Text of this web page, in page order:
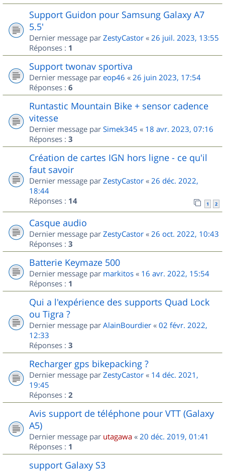
Support Guidon pour Samsung Galaxy A7
5.5'
Dernier message par ZestyCastor « 26 juil. 2023, 13:55
Réponses : 1
Support twonav sportiva
Dernier message par eop46 « 26 juin 2023, 17:54
Réponses : 6
Runtastic Mountain Bike + sensor cadence
vitesse
Dernier message par Simek345 « 18 avr. 2023, 07:16
Réponses : 3
Création de cartes IGN hors ligne - ce qu'il
faut savoir
Dernier message par ZestyCastor « 26 déc. 2022,
18:44
Réponses : 14 1 2
Casque audio
Dernier message par ZestyCastor « 26 oct. 2022, 10:43
Réponses : 3
Batterie Keymaze 500
Dernier message par markitos « 16 avr. 2022, 15:54
Réponses : 1
Qui a l'expérience des supports Quad Lock
ou Tigra ?
Dernier message par AlainBourdier « 02 févr. 2022,
12:33
Réponses : 3
Recharger gps bikepacking ?
Dernier message par ZestyCastor « 14 déc. 2021,
19:45
Réponses : 2
Avis support de téléphone pour VTT (Galaxy
A5)
Dernier message par utagawa « 20 déc. 2019, 01:41
Réponses : 1
support Galaxy S3